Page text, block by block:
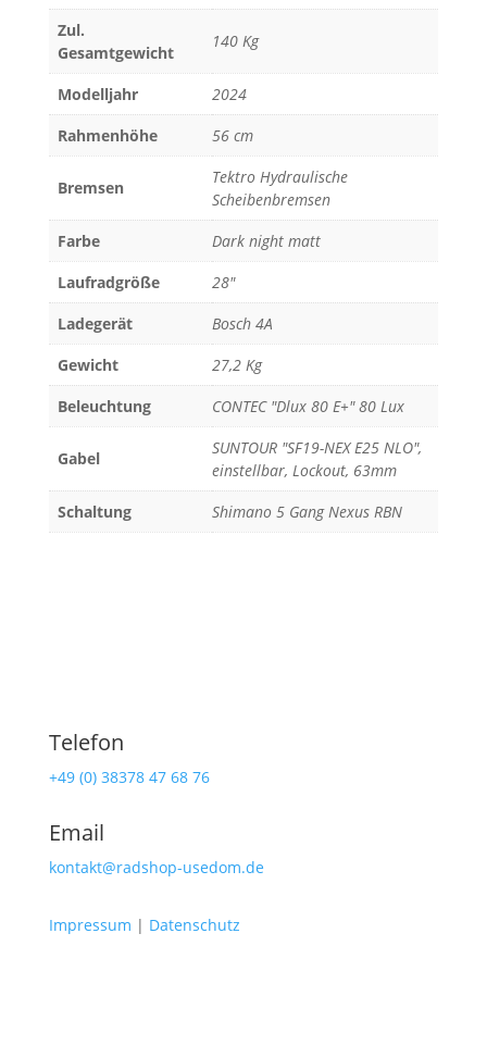
Zul.
Gesamtgewicht
140 Kg
Modelljahr
2024
Rahmenhöhe
56 cm
Bremsen
Tektro Hydraulische
Scheibenbremsen
Farbe
Dark night matt
Laufradgröße
28"
Ladegerät
Bosch 4A
Gewicht
27,2 Kg
Beleuchtung
CONTEC "Dlux 80 E+" 80 Lux
Gabel
SUNTOUR "SF19-NEX E25 NLO",
einstellbar, Lockout, 63mm
Schaltung
Shimano 5 Gang Nexus RBN
Telefon
+49 (0) 38378 47 68 76
Email
kontakt@radshop-usedom.de
Impressum | Datenschutz